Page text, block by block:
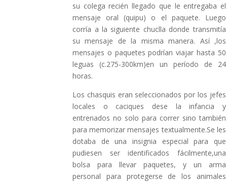
su colega recién llegado que le entregaba el
mensaje oral (quipu) o el paquete. Luego
corría a la siguiente chuclla donde transmitía
su mensaje de la misma manera. Así ,los
mensajes o paquetes podrían viajar hasta 50
leguas (c.275-300km)en un período de 24
horas.
Los chasquis eran seleccionados por los jefes
locales o caciques dese la infancia y
entrenados no solo para correr sino también
para memorizar mensajes textualmente.Se les
dotaba de una insignia especial para que
pudiesen ser identificados fácilmente,una
bolsa para llevar paquetes, y un arma
personal para protegerse de los animales